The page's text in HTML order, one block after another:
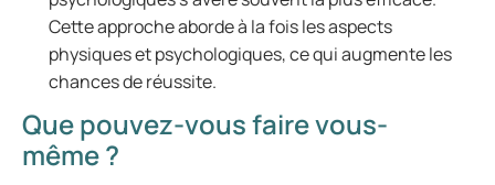
Cette approche aborde à la fois les aspects
physiques et psychologiques, ce qui augmente les
chances de réussite.
Que pouvez-vous faire vous-
même ?